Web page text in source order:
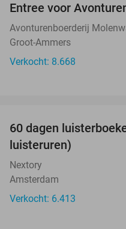
Entree voor
Avonturenboerderij
Groot-Ammers
Verkocht: 8.668
60 dagen
luisteruren)
Nextory
Amsterdam
Verkocht: 6.413